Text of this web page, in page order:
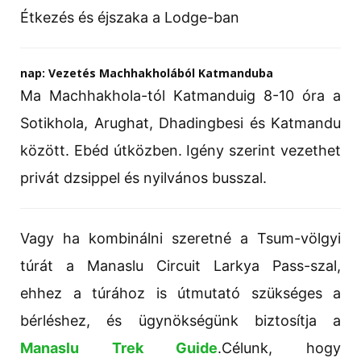
Étkezés és éjszaka a Lodge-ban
nap: Vezetés Machhakholából Katmanduba
Ma Machhakhola-tól Katmanduig 8-10 óra a
Sotikhola, Arughat, Dhadingbesi és Katmandu
között. Ebéd útközben. Igény szerint vezethet
privát dzsippel és nyilvános busszal.
Vagy ha kombinálni szeretné a Tsum-völgyi
túrát a Manaslu Circuit Larkya Pass-szal,
ehhez a túrához is útmutató szükséges a
bérléshez, és ügynökségünk biztosítja a
Manaslu Trek Guide.Célunk, hogy